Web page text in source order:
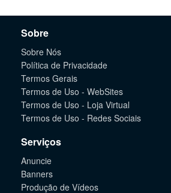
Sobre
Sobre Nós
Política de Privacidade
Termos Gerais
Termos de Uso - WebSites
Termos de Uso - Loja Virtual
Termos de Uso - Redes Sociais
Serviços
Anuncie
Banners
Produção de Vídeos